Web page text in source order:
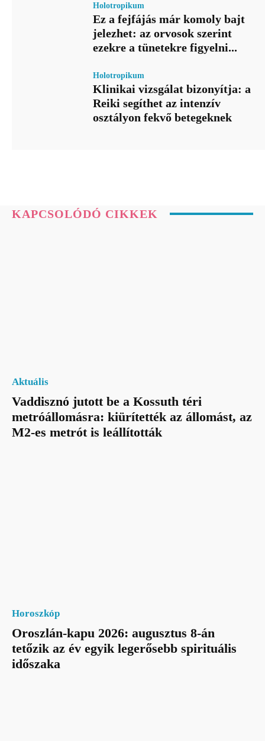
Holotropikum
Ez a fejfájás már komoly bajt
jelezhet: az orvosok szerint
ezekre a tünetekre figyelni...
Holotropikum
Klinikai vizsgálat bizonyítja: a
Reiki segíthet az intenzív
osztályon fekvő betegeknek
KAPCSOLÓDÓ CIKKEK
Aktuális
Vaddisznó jutott be a Kossuth téri
metróállomásra: kiürítették az állomást, az
M2-es metrót is leállították
Horoszkóp
Oroszlán-kapu 2026: augusztus 8-án
tetőzik az év egyik legerősebb spirituális
időszaka